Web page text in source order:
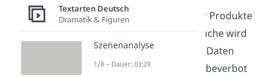
gesundheitsschädlicher Produkte
zu verleiten. Diese Tatsache wird
durch die vorliegenden Daten
deutlich belegt. Ein Werbeverbot
Textarten Deutsch
Dramatik & Figuren
Szenenanalyse
1/8 – Dauer: 03:29